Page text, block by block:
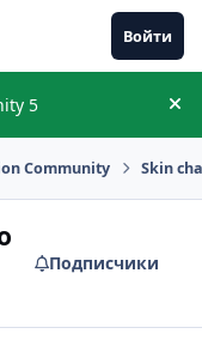
Войти
5
Community Skin
Подписчики